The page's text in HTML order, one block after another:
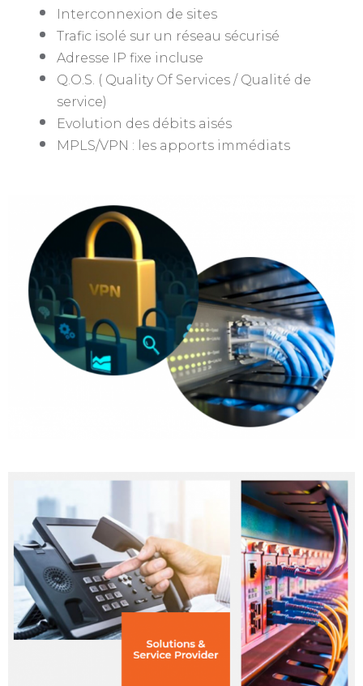
Interconnexion de sites
Trafic isolé sur un réseau sécurisé
Adresse IP fixe incluse
Q.O.S. ( Quality Of Services / Qualité de
service)
Evolution des débits aisés
MPLS/VPN : les apports immédiats